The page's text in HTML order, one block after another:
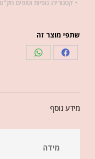
קטגוריה: גופיות וטופים
שתפי מוצר זה
מידע נוסף
מידה